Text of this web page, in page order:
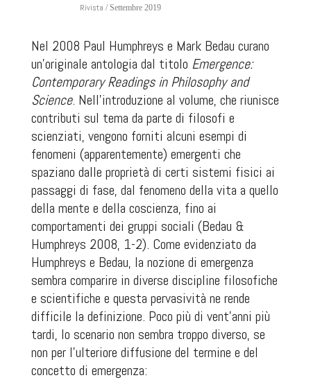
Rivista / Settembre 2019
Nel 2008 Paul Humphreys e Mark Bedau curano
un’originale antologia dal titolo Emergence:
Contemporary Readings in Philosophy and
Science. Nell’introduzione al volume, che riunisce
contributi sul tema da parte di filosofi e
scienziati, vengono forniti alcuni esempi di
fenomeni (apparentemente) emergenti che
spaziano dalle proprietà di certi sistemi fisici ai
passaggi di fase, dal fenomeno della vita a quello
della mente e della coscienza, fino ai
comportamenti dei gruppi sociali (Bedau &
Humphreys 2008, 1-2). Come evidenziato da
Humphreys e Bedau, la nozione di emergenza
sembra comparire in diverse discipline filosofiche
e scientifiche e questa pervasività ne rende
difficile la definizione. Poco più di vent’anni più
tardi, lo scenario non sembra troppo diverso, se
non per l’ulteriore diffusione del termine e del
concetto di emergenza: